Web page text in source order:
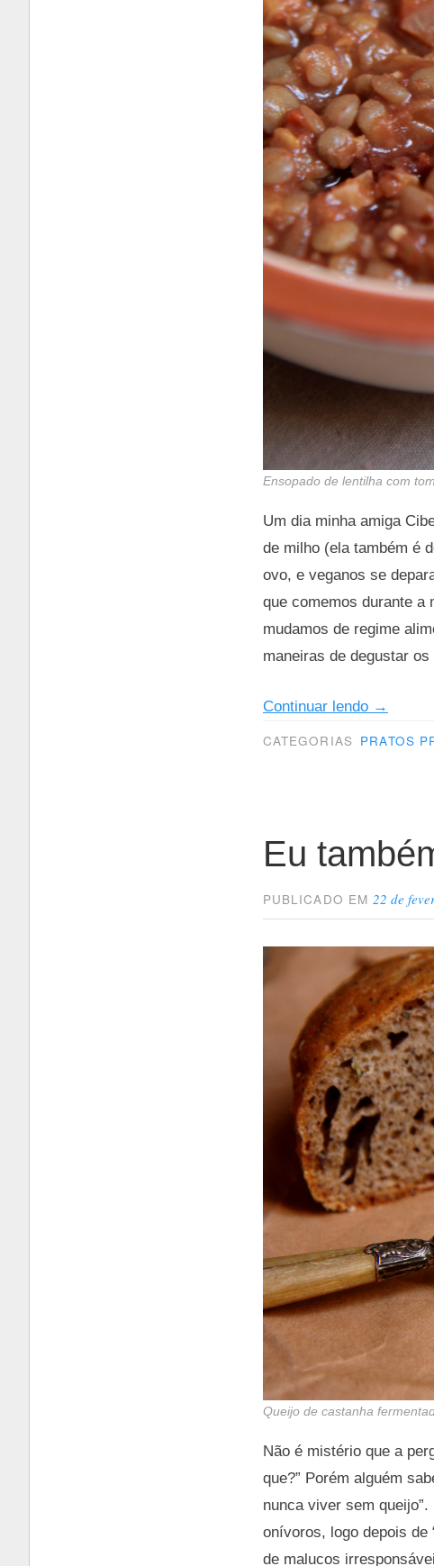
Ensopado de lentilha com
Um dia minha amiga
de milho (ela também é
ovo, e veganos se
que comemos durante a
mudamos de regime
maneiras de degustar
Continuar lendo “Pra
→
CATEGORIAS PRATOS
Eu
PUBLICADO EM22 de
Queijo de castanha
Não é mistério que a
que?” Porém alguém
nunca viver sem
onívoros, logo depois de
de malucos